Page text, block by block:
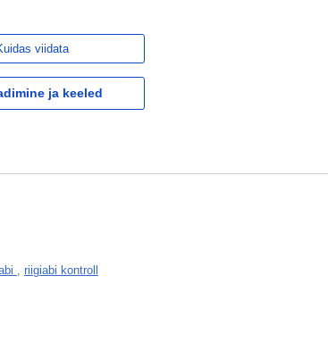
viidata
ja keeled
, riigiabi kontroll